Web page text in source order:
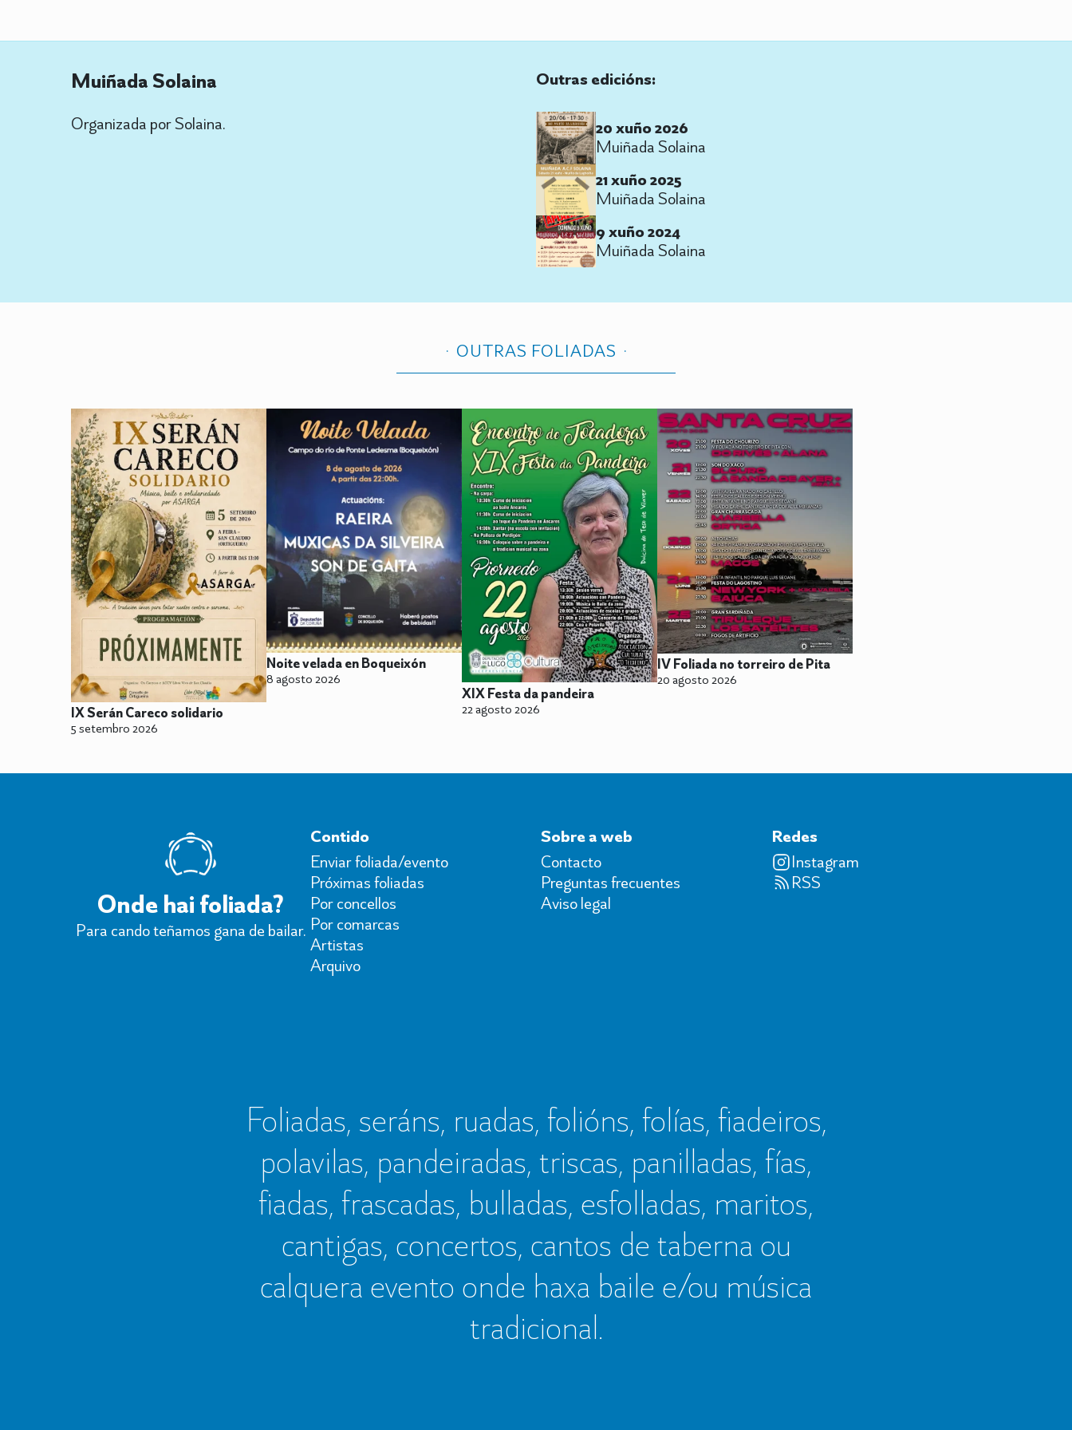
Muiñada Solaina
Organizada por Solaina.
Outras edicións:
20 xuño 2026
Muiñada Solaina
21 xuño 2025
Muiñada Solaina
9 xuño 2024
Muiñada Solaina
OUTRAS FOLIADAS
IX Serán Careco solidario
5 setembro 2026
Noite velada en Boqueixón
8 agosto 2026
XIX Festa da pandeira
22 agosto 2026
IV Foliada no torreiro de Pita
20 agosto 2026
Onde hai foliada?
Para cando teñamos gana de bailar.
Contido
Enviar foliada/evento
Próximas foliadas
Por concellos
Por comarcas
Artistas
Arquivo
Sobre a web
Contacto
Preguntas frecuentes
Aviso legal
Redes
Instagram
RSS
Foliadas, seráns, ruadas, folións, folías, fiadeiros,
polavilas, pandeiradas, triscas, panilladas, fías,
fiadas, frascadas, bulladas, esfolladas, maritos,
cantigas, concertos, cantos de taberna ou
calquera evento onde haxa baile e/ou música
tradicional.